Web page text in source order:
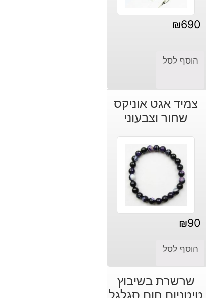
₪690
הוסף לסל
צמיד אגט אוניקס
שחור וצבעוני
₪90
הוסף לסל
שרשרת בשיבוץ
טיטניום חום סגלגל